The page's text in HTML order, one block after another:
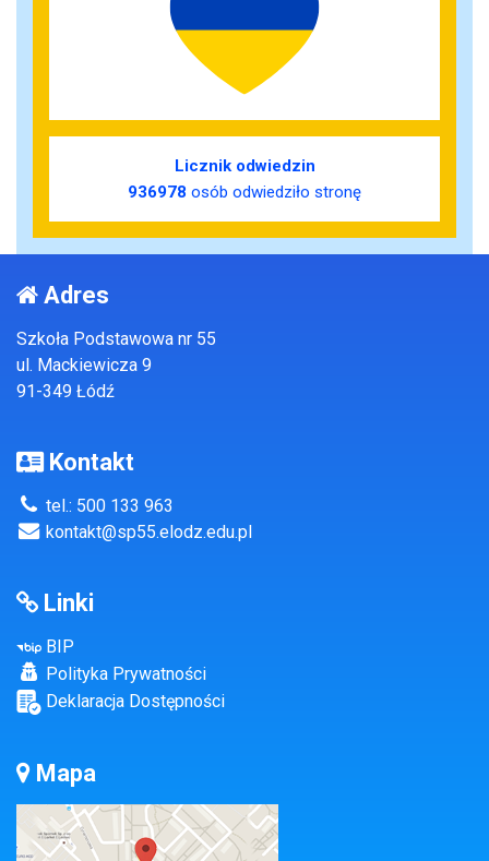
Licznik odwiedzin
936978 osób odwiedziło stronę
Adres
Szkoła Podstawowa nr 55
ul. Mackiewicza 9
91-349 Łódź
Kontakt
tel.: 500 133 963
kontakt@sp55.elodz.edu.pl
Linki
BIP
Polityka Prywatności
Deklaracja Dostępności
Mapa